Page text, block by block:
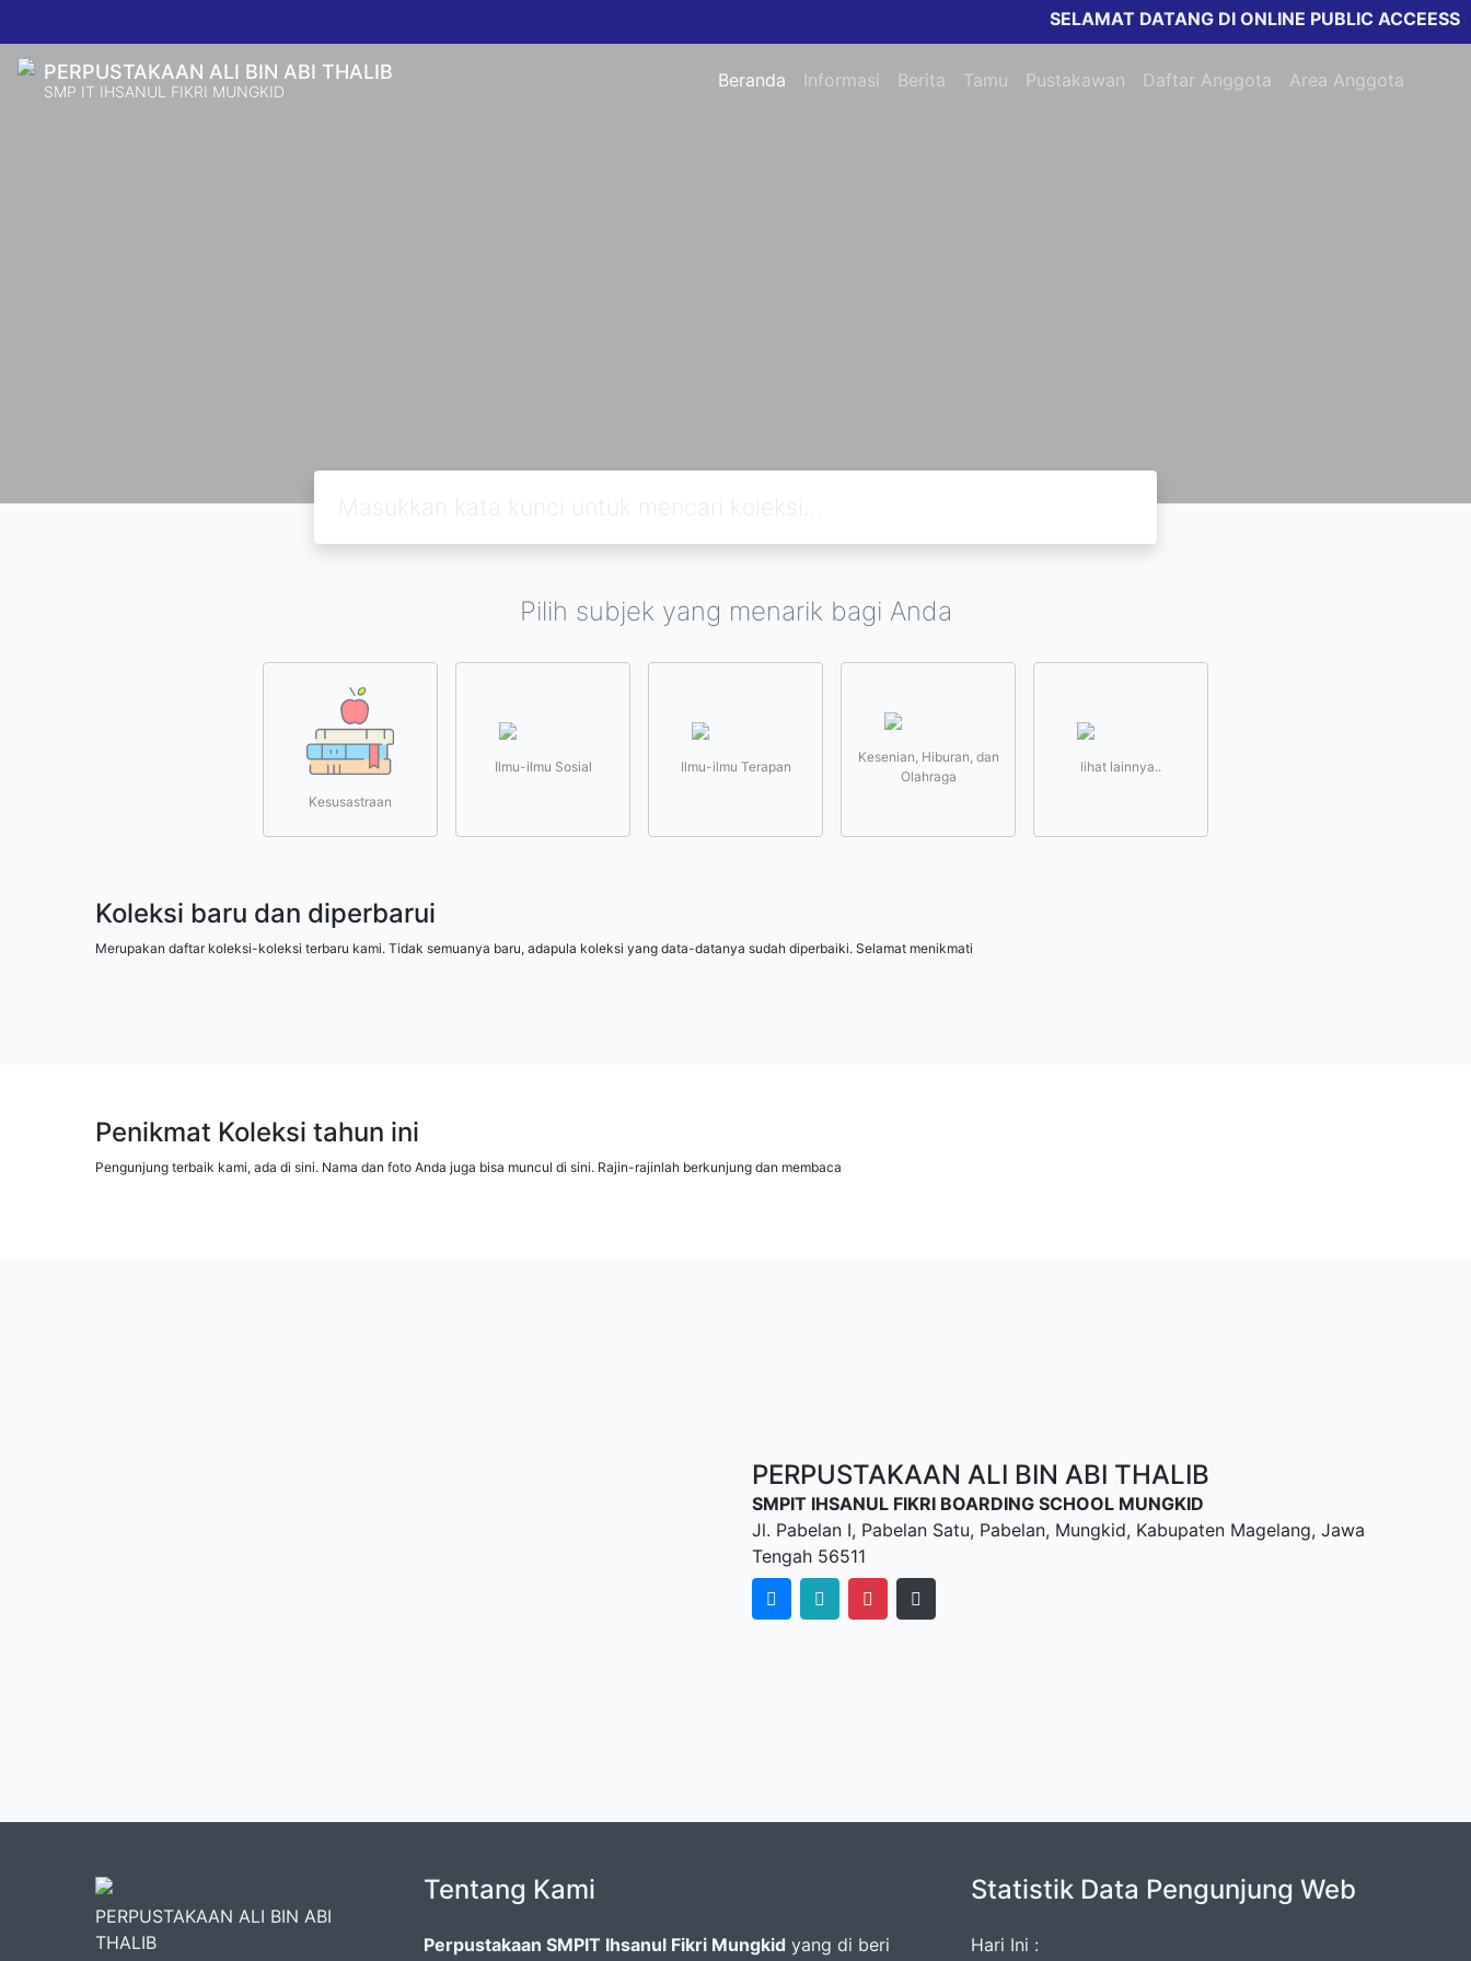
SELAMAT DATANG DI ONLINE PUBLIC ACCEESS
PERPUSTAKAAN ALI BIN ABI THALIB
SMP IT IHSANUL FIKRI MUNGKID Beranda Informasi Berita Tamu Pustakawan Daftar Anggota Area Anggota
Pilih subjek yang menarik bagi Anda
Kesusastraan
Ilmu-ilmu Sosial Ilmu-ilmu Terapan
Kesenian, Hiburan, dan
Olahraga
lihat lainnya..
Koleksi baru dan diperbarui
Merupakan daftar koleksi-koleksi terbaru kami. Tidak semuanya baru, adapula koleksi yang data-datanya sudah diperbaiki. Selamat menikmati
Penikmat Koleksi tahun ini
Pengunjung terbaik kami, ada di sini. Nama dan foto Anda juga bisa muncul di sini. Rajin-rajinlah berkunjung dan membaca
PERPUSTAKAAN ALI BIN ABI THALIB
SMPIT IHSANUL FIKRI BOARDING SCHOOL MUNGKID
Jl. Pabelan I, Pabelan Satu, Pabelan, Mungkid, Kabupaten Magelang, Jawa
Tengah 56511
PERPUSTAKAAN ALI BIN ABI
THALIB
Tentang Kami
Perpustakaan SMPIT Ihsanul Fikri Mungkid yang di beri
Statistik Data Pengunjung Web
Hari Ini :